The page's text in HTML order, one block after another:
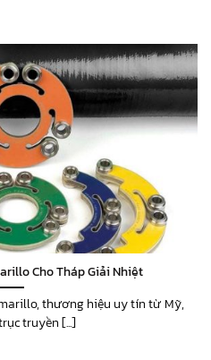
Cho Tháp Giải Nhiệt
thương hiệu uy tín từ Mỹ,
truyền [...]